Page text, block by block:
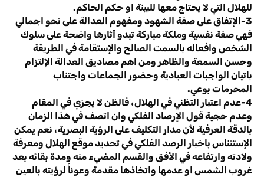
للهلال التي لا يحتاج معها للبينة او حكم الحاكم.
3-الإتفاق على صفة الشهود ومفهوم العدالة على نحو اجمالي
فهي صفة نفسية وملكة مباركة تبدو آثارها واضحة على سلوك
الشخص وافعاله بالسمت الصالح والإستقامة في الطريقة
وحسن السمعة والظاهر ومن اهم مصاديق العدالة الإلتزام
باتيان الواجبات العبادية وحضور الجماعات واجتناب
المحرمات بوعي.
4-عدم اعتبار التظني في الهلال، فالظن لا يجزي في المقام
وعدم حجية قول الإرصاد الفلكي وان اتصف في هذا الزمان
بالدقة العرفية لأن مدار التكليف على الرؤية البصرية، نعم يمكن
الإستئناس باخبار الرصد الفلكي في تحديد موقع الهلال ومعرفة
ولادته وارتفاعه في الأفق والقسم المضيء منه ومدة بقائه بعد
غروب الشمس او عدمها واتخاذها مقدمة وعوناً لرؤيته بالعين